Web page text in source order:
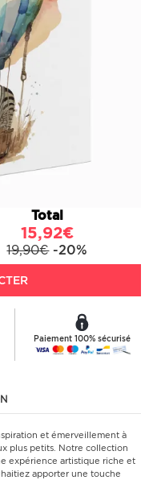
Total
15,92€
19,90€ -20%
Paiement 100% sécurisé
et émerveillement à
plus petits. Notre collection
expérience artistique riche et
apporter une touche